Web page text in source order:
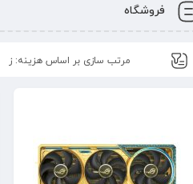
فروشگاه